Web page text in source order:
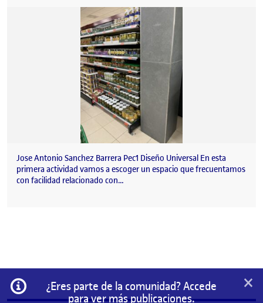
Jose Antonio Sanchez Barrera Pec1 Diseño Universal En esta
primera actividad vamos a escoger un espacio que frecuentamos
con facilidad relacionado con…
Información
¿Eres parte de la comunidad? Accede
para ver más publicaciones.
×